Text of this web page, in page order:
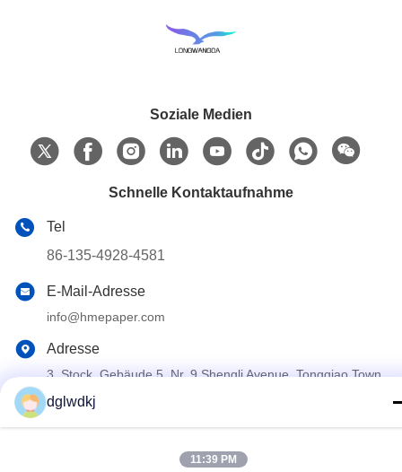
Soziale Medien
Schnelle Kontaktaufnahme
Tel
86-135-4928-4581
E-Mail-Adresse
info@hmepaper.com
Adresse
3. Stock, Gebäude 5, Nr. 9 Shengli Avenue, Tongqiao Town,
Guangdong, China
Datenschutzrichtlinie| Sitemap
dglwdkj
11:39 PM